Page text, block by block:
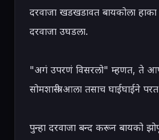
दरवाजा खडखडावत बायकोला
दरवाजा उघडला.
"अगं उपरणं विसरलो" म्हणत, ते
सोमशास्त्री आला तसाच घाईघाईने
पुन्हा दरवाजा बन्द करून बायको